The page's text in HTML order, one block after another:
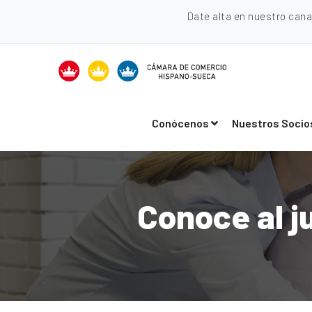
Date alta en nuestro
Conócenos Nuestros
Conoce al